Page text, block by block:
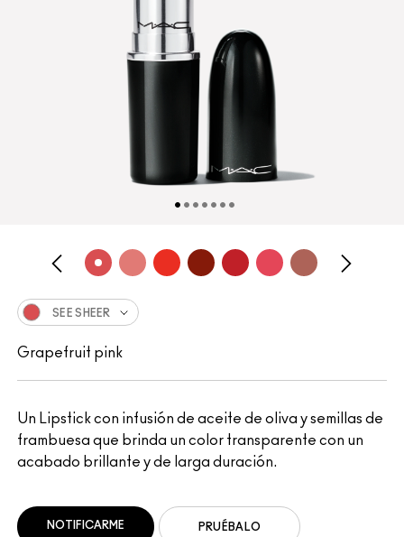
Un Lipstick con infusión de aceite de oliva y semillas de
frambuesa que brinda un color transparente con un
acabado brillante y de larga duración.
SEE SHEER
Grapefruit pink
PRUÉBALO
NOTIFICARME